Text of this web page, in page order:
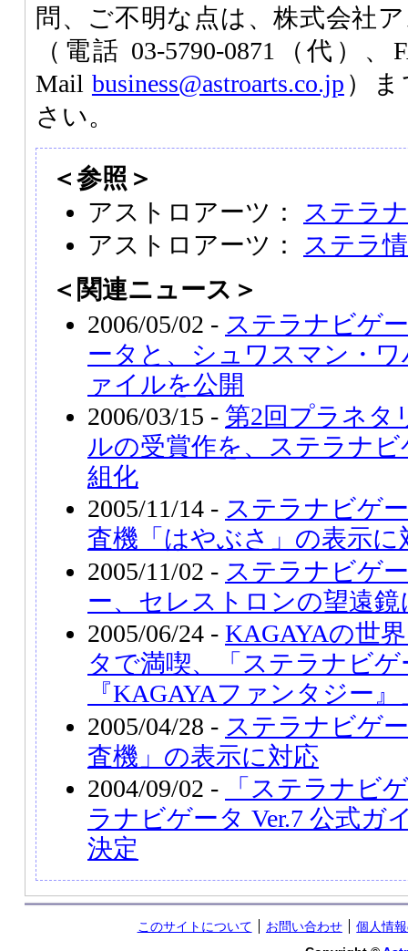
問、ご不明な点は、株式会社
（電話 03-5790-0871（代）、
Mail business@astroarts.co.jp ）
さい。
＜参照＞
アストロアーツ： ステラ
アストロアーツ：
ステラ
＜関連ニュース＞
2006/05/02 - ステラナビゲ
ータと、シュワスマン・
ァイルを公開
2006/03/15 - 第2回プラネタ
ルの受賞作を、ステラナビ
組化
2005/11/14 - ステラナビゲ
査機「はやぶさ」の表示に
2005/11/02 - ステラナビゲ
ー、セレストロンの望遠鏡
2005/06/24 - KAGAYAの世
タで満喫、「ステラナビ
『KAGAYAファンタジー
2005/04/28 - ステラナビゲ
査機」の表示に対応
2004/09/02 -
「ステラナビ
ラナビゲータ Ver.7 公式ガ
決定
このサイトについて お問い合わせ
個人情